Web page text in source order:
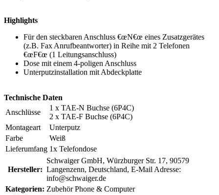
Highlights
Für den steckbaren Anschluss €œN€œ eines Zusatzgerätes
(z.B. Fax Anrufbeantworter) in Reihe mit 2 Telefonen
€œF€œ (1 Leitungsanschluss)
Dose mit einem 4-poligen Anschluss
Unterputzinstallation mit Abdeckplatte
Technische Daten
Anschlüsse
1 x TAE-N Buchse (6P4C)
2 x TAE-F Buchse (6P4C)
Montageart
Unterputz
Farbe
Weiß
Lieferumfang 1x Telefondose
Hersteller:
Schwaiger GmbH, Würzburger Str. 17, 90579
Langenzenn, Deutschland, E-Mail Adresse:
info@schwaiger.de
Kategorien: Zubehör Phone & Computer